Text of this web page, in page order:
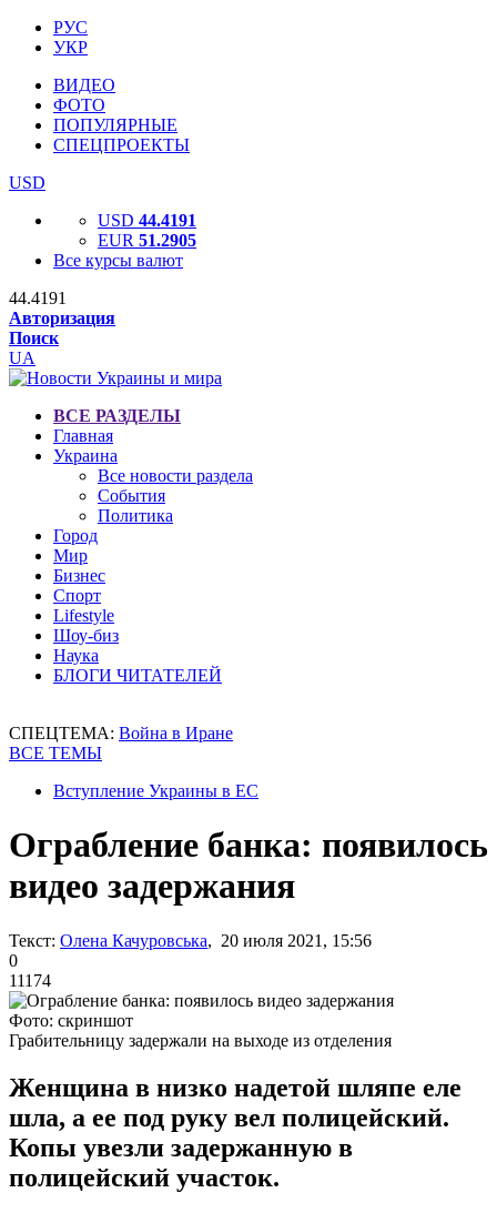
РУС
УКР
ВИДЕО
ФОТО
ПОПУЛЯРНЫЕ
СПЕЦПРОЕКТЫ
USD
USD 44.4191
EUR 51.2905
Все курсы валют
44.4191
Авторизация
Поиск
UA
ВСЕ РАЗДЕЛЫ
Главная
Украина
Все новости раздела
События
Политика
Город
Мир
Бизнес
Спорт
Lifestyle
Шоу-биз
Наука
БЛОГИ ЧИТАТЕЛЕЙ
СПЕЦТЕМА: Война в Иране
ВСЕ ТЕМЫ
Вступление Украины в ЕС
Ограбление банка: появилось
видео задержания
Текст: Олена Качуровська, 20 июля 2021, 15:56
0
11174
Фото: скриншот
Грабительницу задержали на выходе из отделения
Женщина в низко надетой шляпе еле
шла, а ее под руку вел полицейский.
Копы увезли задержанную в
полицейский участок.